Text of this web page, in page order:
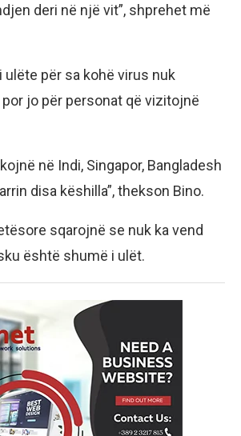
deri në një vit”, shprehet më
ulëte për sa kohë virus nuk
por jo për personat që vizitojnë
në Indi, Singapor, Bangladesh
disa këshilla”, thekson Bino.
sqarojnë se nuk ka vend
është shumë i ulët.